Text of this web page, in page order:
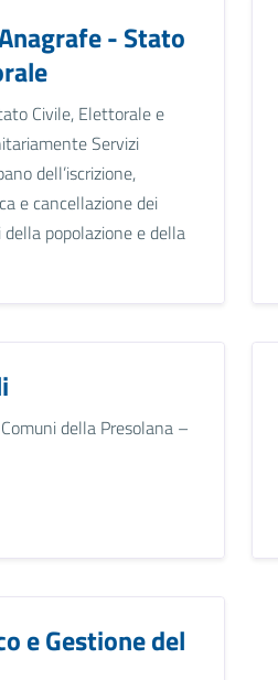
- Stato
Civile, Elettorale e
Servizi
dell’iscrizione,
e cancellazione dei
popolazione e della
della Presolana –
e Gestione del